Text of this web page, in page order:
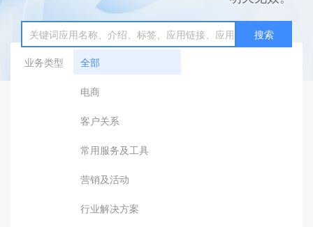
搜索
业务类型
全部
电商
客户关系
常用服务及工具
营销及活动
行业解决方案